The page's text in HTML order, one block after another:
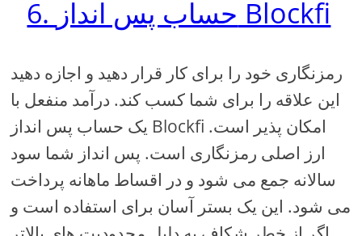
6. حساب پس انداز Blockfi
رمزنگاری خود را برای کار قرار دهید و اجازه دهید
این علاقه را برای شما کسب کند. درآمد منفعل با
یک حساب پس انداز Blockfi امکان پذیر است.
ارز اصلی رمزنگاری است. پس انداز شما سود
سالانه جمع می شود و در اقساط ماهانه پرداخت
می شود. این یک بستر آسان برای استفاده است و